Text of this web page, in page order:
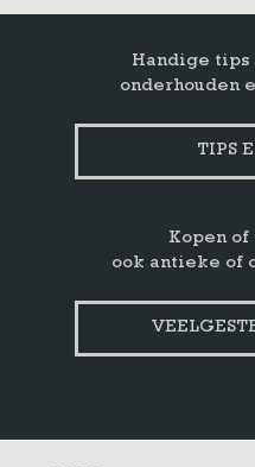
Handige tips
onderhouden
TIPS
Kopen
ook antieke of